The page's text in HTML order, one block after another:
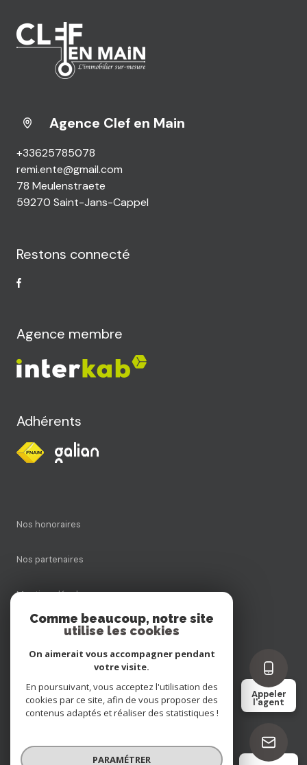
Appeler
l'agent
Agence Clef en Main
+33625785078
remi.ente@gmail.com
78 Meulenstraete
59270 Saint-Jans-Cappel
Restons connecté
Agence membre
Adhérents
Nos honoraires
Nos partenaires
Mentions légales
Cookies
© 2026 | Tous droits réservés
Comme beaucoup, notre site
utilise les cookies
On aimerait vous accompagner pendant
votre visite.
En poursuivant, vous acceptez l'utilisation des
cookies par ce site, afin de vous proposer des
contenus adaptés et réaliser des statistiques !
PARAMÉTRER